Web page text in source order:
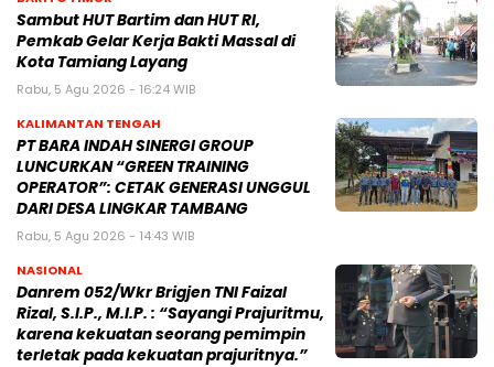
Sambut HUT Bartim dan HUT RI,
Pemkab Gelar Kerja Bakti Massal di
Kota Tamiang Layang
Rabu, 5 Agu 2026 - 16:24 WIB
KALIMANTAN TENGAH
PT BARA INDAH SINERGI GROUP
LUNCURKAN “GREEN TRAINING
OPERATOR”: CETAK GENERASI UNGGUL
DARI DESA LINGKAR TAMBANG
Rabu, 5 Agu 2026 - 14:43 WIB
NASIONAL
Danrem 052/Wkr Brigjen TNI Faizal
Rizal, S.I.P., M.I.P. : “Sayangi Prajuritmu,
karena kekuatan seorang pemimpin
terletak pada kekuatan prajuritnya.”